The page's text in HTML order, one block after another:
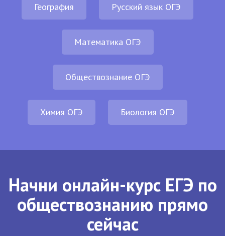
География Русский язык ОГЭ
Математика ОГЭ
Обществознание ОГЭ
Химия ОГЭ Биология ОГЭ
Начни онлайн-курс ЕГЭ по
обществознанию прямо
сейчас